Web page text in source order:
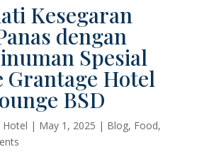
Kesegaran
dengan
Spesial
Grantage Hotel
BSD
Hotel | May 1, 2025 | Blog, Food,